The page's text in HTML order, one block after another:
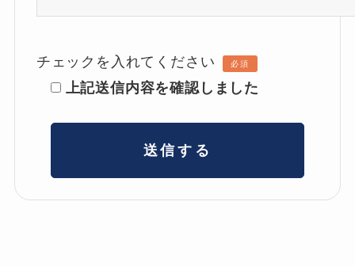
チェックを入れてください 必須
上記送信内容を確認しました